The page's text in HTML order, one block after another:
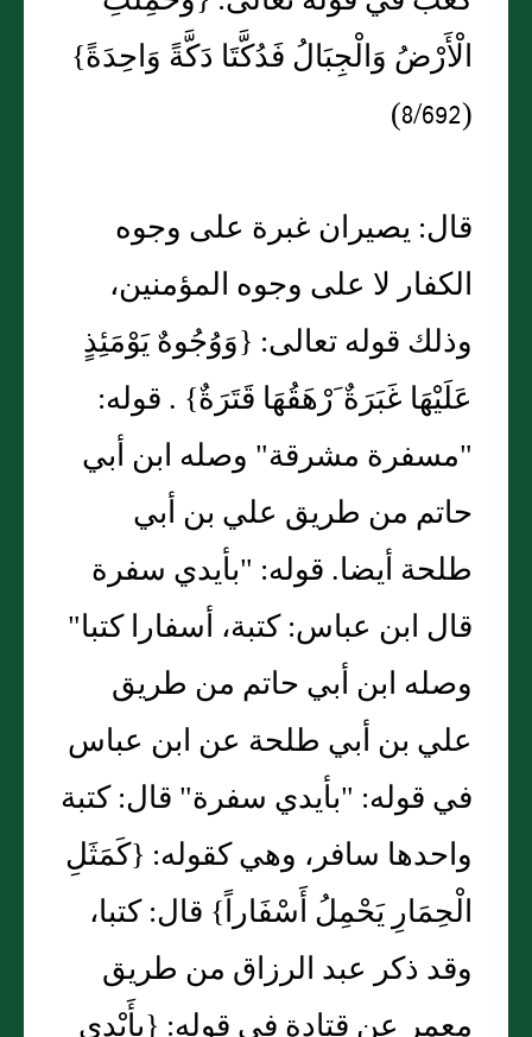
الْأَرْضُ وَالْجِبَالُ فَدُكَّتَا دَكَّةً وَاحِدَةً}
(8/692)
قال: يصيران غبرة على وجوه
الكفار لا على وجوه المؤمنين،
وذلك قوله تعالى: {وَوُجُوهٌ يَوْمَئِذٍ
عَلَيْهَا غَبَرَةٌ َرْهَقُهَا قَتَرَةٌ} . قوله:
"مسفرة مشرقة" وصله ابن أبي
حاتم من طريق علي بن أبي
طلحة أيضا. قوله: "بأيدي سفرة
قال ابن عباس: كتبة، أسفارا كتبا"
وصله ابن أبي حاتم من طريق
علي بن أبي طلحة عن ابن عباس
في قوله: "بأيدي سفرة" قال: كتبة
واحدها سافر، وهي كقوله: {كَمَثَلِ
الْحِمَارِ يَحْمِلُ أَسْفَاراً} قال: كتبا،
وقد ذكر عبد الرزاق من طريق